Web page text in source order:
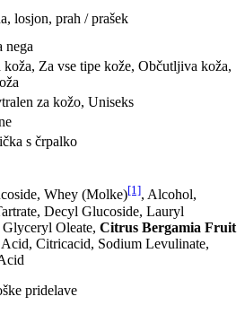
losjon, prah / prašek
nega
koža, Za vse tipe kože, Občutljiva koža,
za kožo, Uniseks
s črpalko
Whey (Molke)[1], Alcohol,
Decyl Glucoside, Lauryl
Oleate, Citrus Bergamia Fruit
Citricacid, Sodium Levulinate,
pridelave